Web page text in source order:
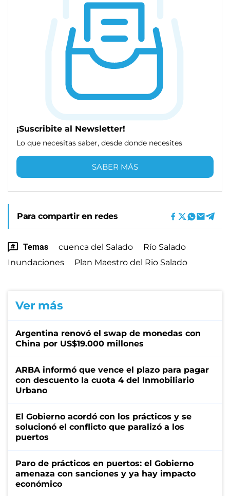
¡Suscribite al Newsletter!
Lo que necesitas saber, desde donde necesites
SABER MÁS
Para compartir en redes
Temas cuenca del Salado
Río Salado
Inundaciones
Plan Maestro del Rio Salado
Ver más
Argentina renovó el swap de monedas con
China por US$19.000 millones
ARBA informó que vence el plazo para pagar
con descuento la cuota 4 del Inmobiliario
Urbano
El Gobierno acordó con los prácticos y se
solucionó el conflicto que paralizó a los
puertos
Paro de prácticos en puertos: el Gobierno
amenaza con sanciones y ya hay impacto
económico